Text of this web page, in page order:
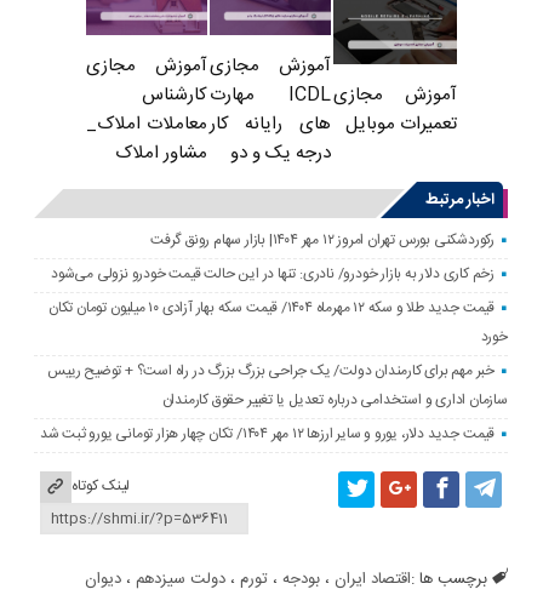
آموزش مجازی
تعمیرات موبایل
آموزش مجازی
ICDL مهارت
های رایانه کار
درجه یک و دو
آموزش مجازی
کارشناس
معاملات املاک_
مشاور املاک
اخبار مرتبط
رکوردشکنی بورس تهران امروز ۱۲ مهر ۱۴۰۴| بازار سهام رونق گرفت
زخم کاری دلار به بازار خودرو/ نادری: تنها در این حالت قیمت خودرو نزولی می‌شود
قیمت جدید طلا و سکه ۱۲ مهرماه ۱۴۰۴/ قیمت سکه بهار آزادی ۱۰ میلیون تومان تکان
خورد
خبر مهم برای کارمندان دولت/ یک جراحی بزرگ بزرگ در راه است؟ + توضیح رییس
سازمان اداری و استخدامی درباره تعدیل یا تغییر حقوق کارمندان
قیمت جدید دلار، یورو و سایر ارزها ۱۲ مهر ۱۴۰۴/ تکان چهار هزار تومانی یورو ثبت شد
لینک کوتاه
برچسب ها :اقتصاد ایران ،بودجه ،تورم ،دولت سیزدهم ،دیوان